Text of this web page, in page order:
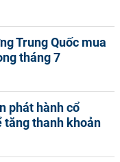
Trung Quốc mua
tháng 7
phát hành cổ
tăng thanh khoản